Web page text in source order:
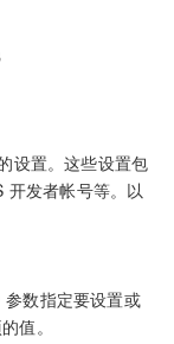
设置。这些设置包
发者帐号等。以
参数指定要设置或
值。